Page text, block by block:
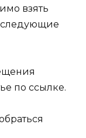
взять
следующие
по ссылке.